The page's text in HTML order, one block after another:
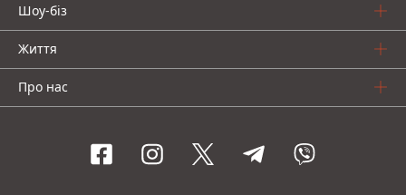
Шоу-біз
Життя
Про нас